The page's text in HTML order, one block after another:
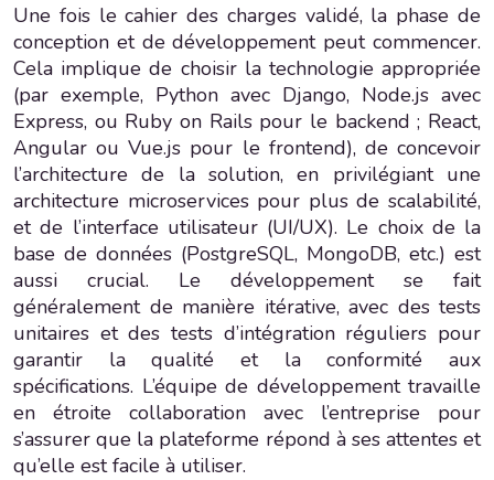
Une fois le cahier des charges validé, la phase de
conception et de développement peut commencer.
Cela implique de choisir la technologie appropriée
(par exemple, Python avec Django, Node.js avec
Express, ou Ruby on Rails pour le backend ; React,
Angular ou Vue.js pour le frontend), de concevoir
l’architecture de la solution, en privilégiant une
architecture microservices pour plus de scalabilité,
et de l’interface utilisateur (UI/UX). Le choix de la
base de données (PostgreSQL, MongoDB, etc.) est
aussi crucial. Le développement se fait
généralement de manière itérative, avec des tests
unitaires et des tests d’intégration réguliers pour
garantir la qualité et la conformité aux
spécifications. L’équipe de développement travaille
en étroite collaboration avec l’entreprise pour
s’assurer que la plateforme répond à ses attentes et
qu’elle est facile à utiliser.